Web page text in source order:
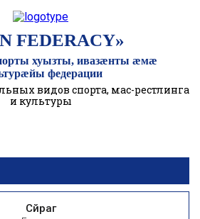
FEDERACY»
хуызты, ивазӕнты ӕмӕ
федерации
видов спорта, мас-рестлинга
и культуры
Сӕйраг